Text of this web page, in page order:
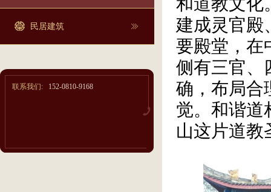
民居建筑
联系我们: 152-0810-9168
和道教文化
建成灵官殿
要殿堂，在
侧有三官、
确，布局合
觉。和谐道
山这片道教